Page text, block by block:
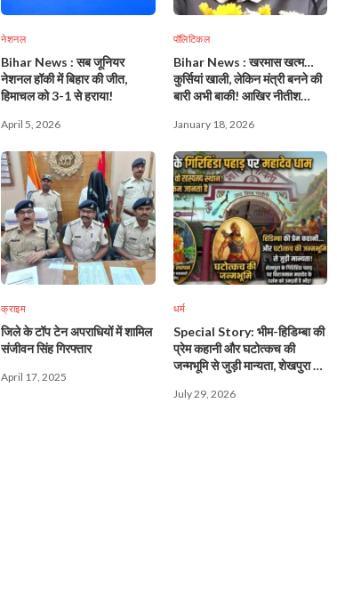
नेशनल
Bihar News : सब जूनियर
नेशनल हॉकी में बिहार की जीत,
हिमाचल को 3-1 से हराया!
April 5, 2026
पॉलिटिकल
Bihar News : खरमास खत्म…
कुर्सियां खाली, लेकिन मंत्री बनने की
बारी अभी बाकी! आखिर नीतीश
January 18, 2026
क्राइम
जिले के टॉप टेन अपराधियों में शामिल
संजीवन सिंह गिरफ्तार
April 17, 2025
धर्म
Special Story: भीम-हिडिम्बा की
प्रेम कहानी और घटोत्कच की
जन्मभूमि से जुड़ी मान्यता, शेखपुरा के
के दर्शन को उमड़ती है भीड़!
July 29, 2026